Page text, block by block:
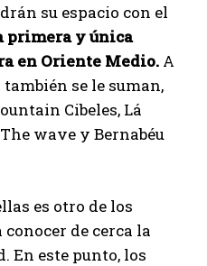
su espacio con el
primera y única
en Oriente Medio. A
se le suman,
Cibeles, Lá
wave y Bernabéu
es otro de los
de cerca la
En este punto, los